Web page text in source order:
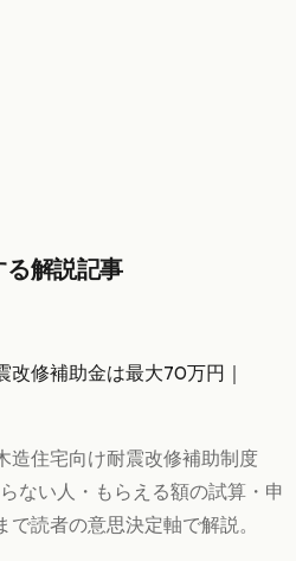
る解説記事
改修補助金は最大70万円｜
造住宅向け耐震改修補助制度
ない人・もらえる額の試算・申
読者の意思決定軸で解説。